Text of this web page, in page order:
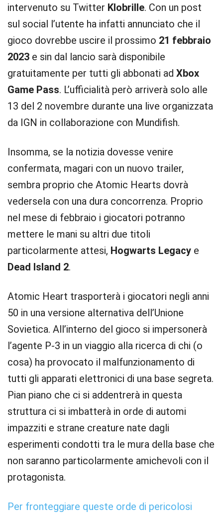
intervenuto su Twitter Klobrille. Con un post
sul social l’utente ha infatti annunciato che il
gioco dovrebbe uscire il prossimo 21 febbraio
2023 e sin dal lancio sarà disponibile
gratuitamente per tutti gli abbonati ad Xbox
Game Pass. L’ufficialità però arriverà solo alle
13 del 2 novembre durante una live organizzata
da IGN in collaborazione con Mundifish.
Insomma, se la notizia dovesse venire
confermata, magari con un nuovo trailer,
sembra proprio che Atomic Hearts dovrà
vedersela con una dura concorrenza. Proprio
nel mese di febbraio i giocatori potranno
mettere le mani su altri due titoli
particolarmente attesi, Hogwarts Legacy e
Dead Island 2.
Atomic Heart trasporterà i giocatori negli anni
50 in una versione alternativa dell’Unione
Sovietica. All’interno del gioco si impersonerà
l’agente P-3 in un viaggio alla ricerca di chi (o
cosa) ha provocato il malfunzionamento di
tutti gli apparati elettronici di una base segreta.
Pian piano che ci si addentrerà in questa
struttura ci si imbatterà in orde di automi
impazziti e strane creature nate dagli
esperimenti condotti tra le mura della base che
non saranno particolarmente amichevoli con il
protagonista.
Per fronteggiare queste orde di pericolosi